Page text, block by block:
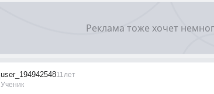
user_194942548
Ученик
11лет